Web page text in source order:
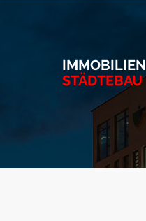
IMMOBILIEN
STÄDTEBAU